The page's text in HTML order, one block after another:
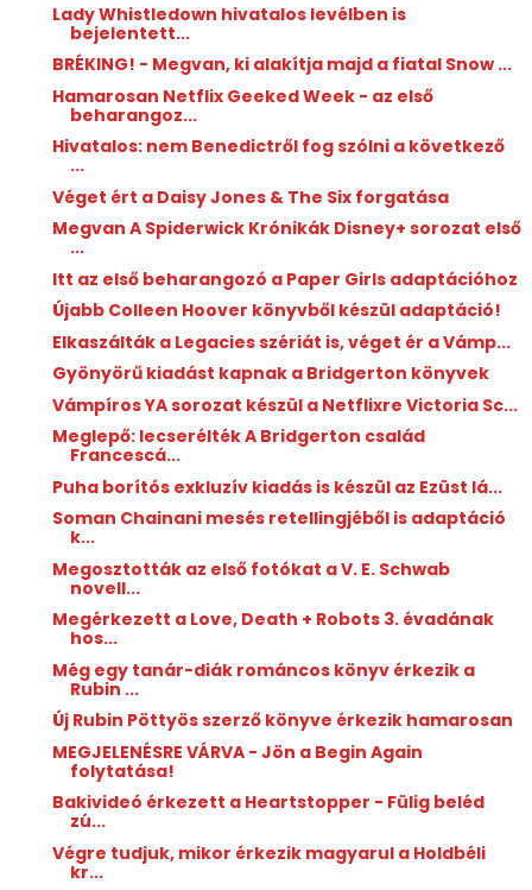
Lady Whistledown hivatalos levélben is
bejelentett...
BRÉKING! - Megvan, ki alakítja majd a fiatal Snow ...
Hamarosan Netflix Geeked Week - az első
beharangoz...
Hivatalos: nem Benedictről fog szólni a következő
...
Véget ért a Daisy Jones & The Six forgatása
Megvan A Spiderwick Krónikák Disney+ sorozat első
...
Itt az első beharangozó a Paper Girls adaptációhoz
Újabb Colleen Hoover könyvből készül adaptáció!
Elkaszálták a Legacies szériát is, véget ér a Vámp...
Gyönyörű kiadást kapnak a Bridgerton könyvek
Vámpíros YA sorozat készül a Netflixre Victoria Sc...
Meglepő: lecserélték A Bridgerton család
Francescá...
Puha borítós exkluzív kiadás is készül az Ezüst lá...
Soman Chainani mesés retellingjéből is adaptáció
k...
Megosztották az első fotókat a V. E. Schwab
novell...
Megérkezett a Love, Death + Robots 3. évadának
hos...
Még egy tanár-diák románcos könyv érkezik a
Rubin ...
Új Rubin Pöttyös szerző könyve érkezik hamarosan
MEGJELENÉSRE VÁRVA - Jön a Begin Again
folytatása!
Bakivideó érkezett a Heartstopper - Fülig beléd
zú...
Végre tudjuk, mikor érkezik magyarul a Holdbéli
kr...